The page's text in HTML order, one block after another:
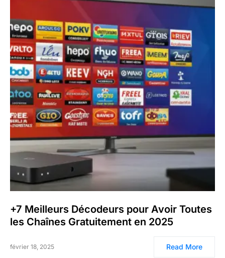
+7 Meilleurs Décodeurs pour Avoir Toutes
les Chaînes Gratuitement en 2025
février 18, 2025 Read More